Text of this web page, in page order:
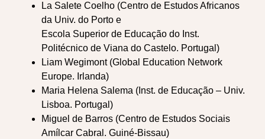
La Salete Coelho (Centro de Estudos Africanos
da Univ. do Porto e
Escola Superior de Educação do Inst.
Politécnico de Viana do Castelo. Portugal)
Liam Wegimont (Global Education Network
Europe. Irlanda)
Maria Helena Salema (Inst. de Educação – Univ.
Lisboa. Portugal)
Miguel de Barros (Centro de Estudos Sociais
Amílcar Cabral. Guiné-Bissau)